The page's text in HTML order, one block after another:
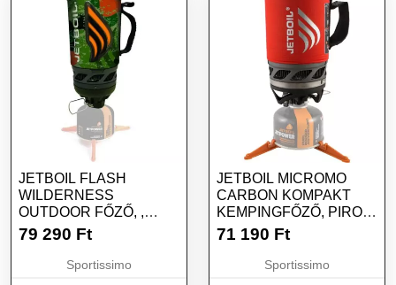
JETBOIL FLASH
WILDERNESS
OUTDOOR FŐZŐ, ,
MÉRET
79 290 Ft
Sportissimo
JETBOIL MICROMO
CARBON KOMPAKT
KEMPINGFŐZŐ, PIROS,
MÉRET
71 190 Ft
Sportissimo